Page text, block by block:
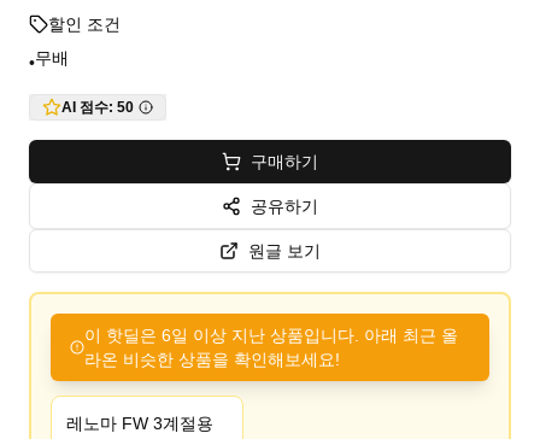
할인 조건
•무배
AI 점수: 50
구매하기
공유하기
원글 보기
이 핫딜은 6일 이상 지난 상품입니다. 아래 최근 올
라온 비슷한 상품을 확인해보세요!
레노마 FW 3계절용